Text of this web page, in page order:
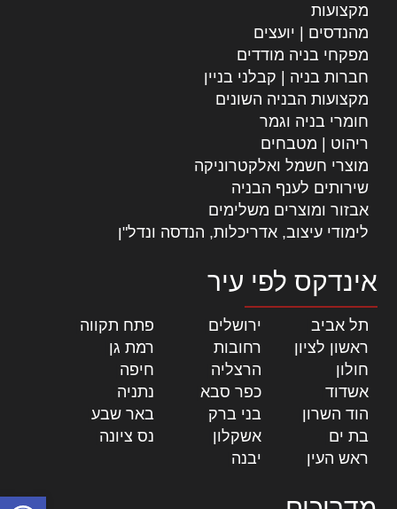
מקצועות
מהנדסים | יועצים
מפקחי בניה מודדים
חברות בניה | קבלני בניין
מקצועות הבניה השונים
חומרי בניה וגמר
ריהוט | מטבחים
מוצרי חשמל ואלקטרוניקה
שירותים לענף הבניה
אבזור ומוצרים משלימים
לימודי עיצוב, אדריכלות, הנדסה ונדל"ן
אינדקס לפי עיר
תל אביב ירושלים פתח תקווה
ראשון לציון
רחובות רמת גן
חולון
הרצליה חיפה
אשדוד
כפר סבא נתניה
הוד השרון
בני ברק באר שבע
בת ים
אשקלון נס ציונה
ראש העין
יבנה